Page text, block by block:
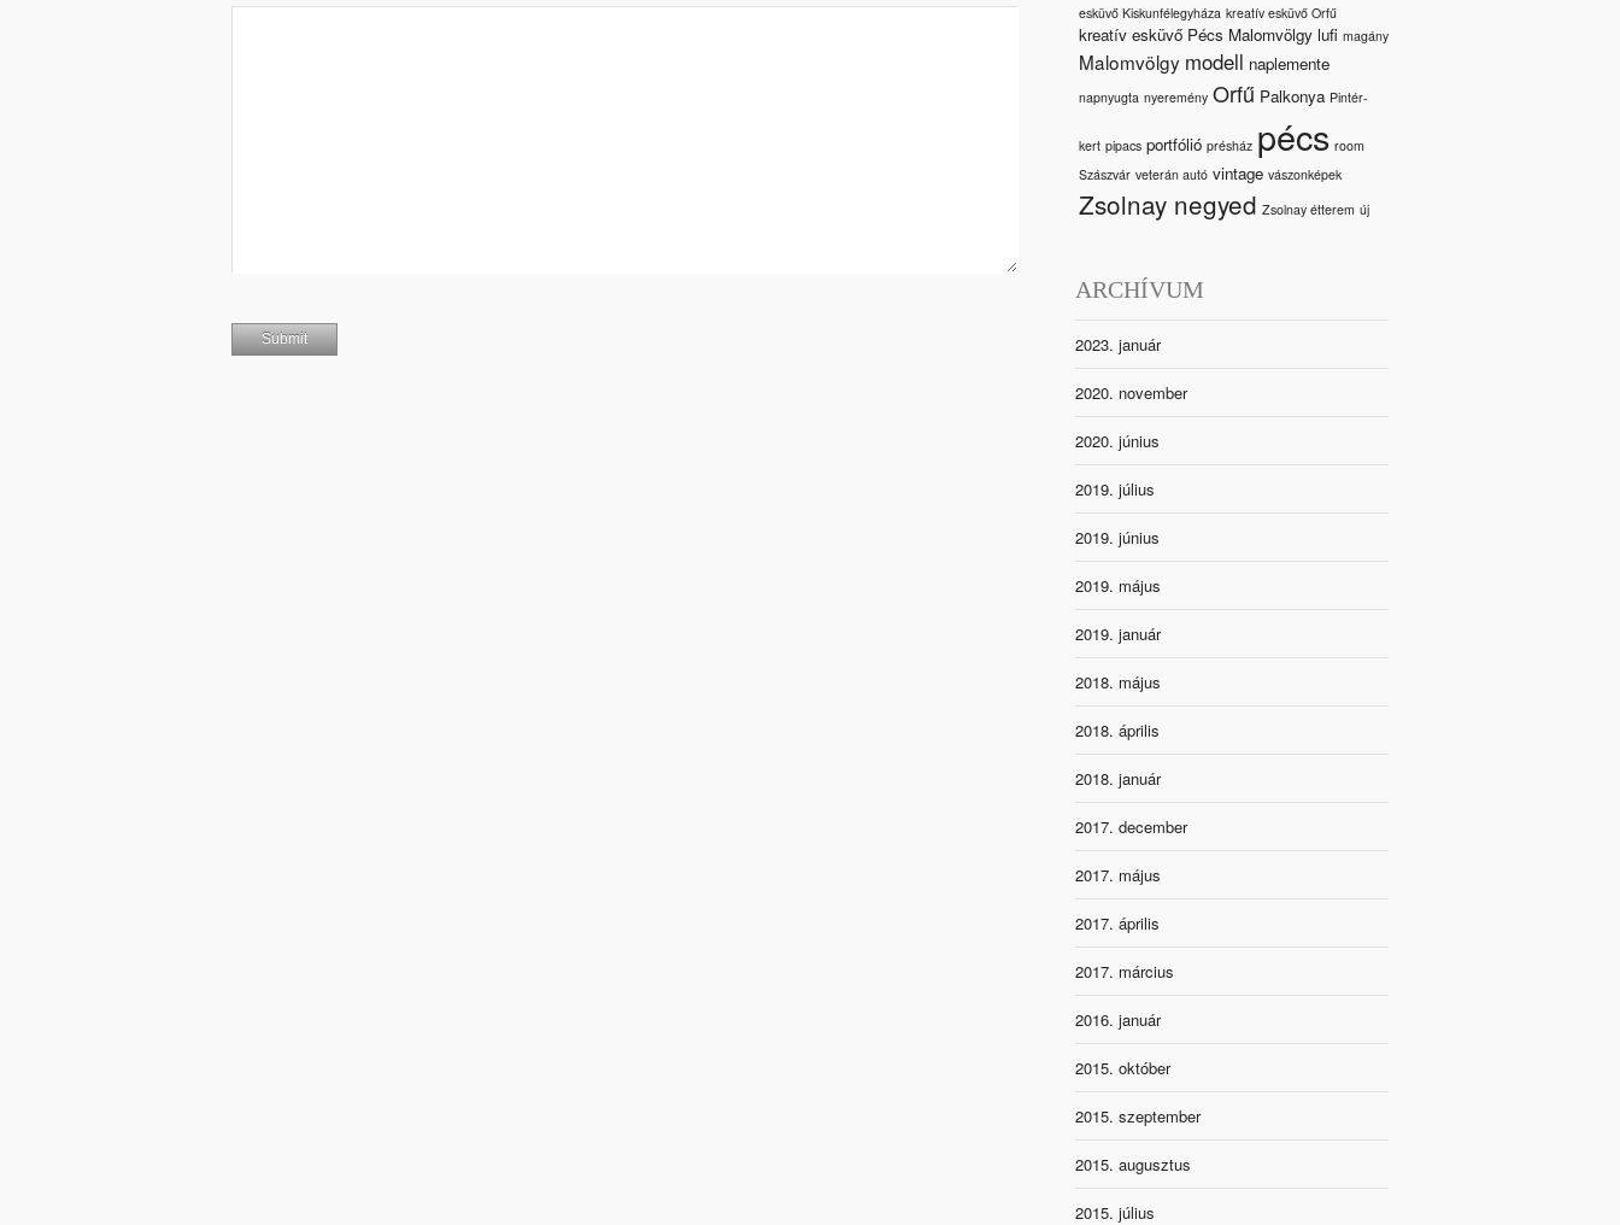
esküvő Kiskunfélegyháza kreatív esküvő Orfű
kreatív esküvő Pécs Malomvölgy lufi magány
Malomvölgy modell naplemente
napnyugta nyeremény Orfű Palkonya Pintér-
kert pipacs portfólió présház pécs room
Szászvár veterán autó vintage vászonképek
Zsolnay negyed Zsolnay étterem új
ARCHÍVUM
2023. január
2020. november
2020. június
2019. július
2019. június
2019. május
2019. január
2018. május
2018. április
2018. január
2017. december
2017. május
2017. április
2017. március
2016. január
2015. október
2015. szeptember
2015. augusztus
2015. július